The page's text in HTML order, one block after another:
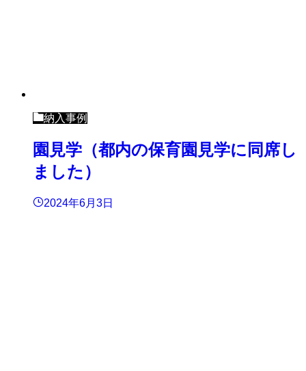
納入事例
園見学（都内の保育園見学に同席し
ました）
2024年6月3日